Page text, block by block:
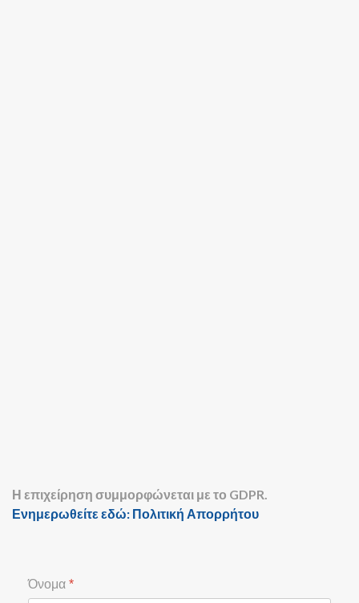
Η επιχείρηση συμμορφώνεται με το GDPR.
Ενημερωθείτε εδώ: Πολιτική Απορρήτου
Όνομα *